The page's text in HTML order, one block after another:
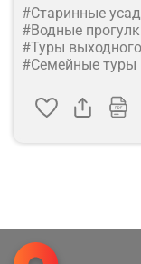
#Старинные
#Водные
#Туры
#Семейные туры